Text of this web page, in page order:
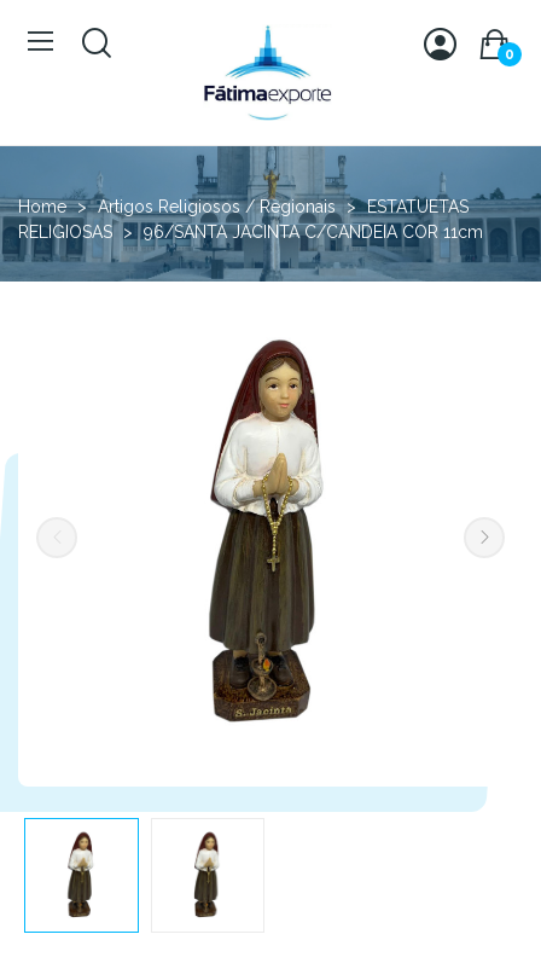
0
Home Artigos Religiosos / Regionais
ESTATUETAS
RELIGIOSAS
96/SANTA JACINTA C/CANDEIA COR 11cm